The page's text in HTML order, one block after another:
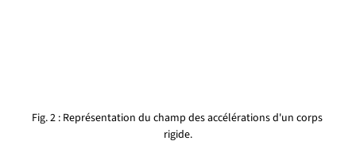
Fig. 2 : Représentation du champ des accélérations d'un corps
rigide.